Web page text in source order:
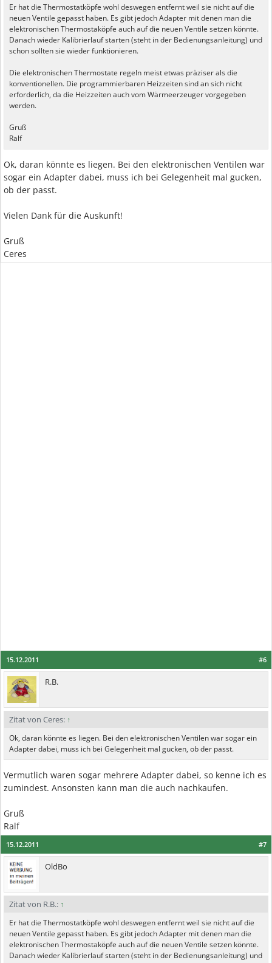
Er hat die Thermostatköpfe wohl deswegen entfernt weil sie nicht auf die
neuen Ventile gepasst haben. Es gibt jedoch Adapter mit denen man die
elektronischen Thermostaköpfe auch auf die neuen Ventile setzen könnte.
Danach wieder Kalibrierlauf starten (steht in der Bedienungsanleitung) und
schon sollten sie wieder funktionieren.
Die elektronischen Thermostate regeln meist etwas präziser als die
konventionellen. Die programmierbaren Heizzeiten sind an sich nicht
erforderlich, da die Heizzeiten auch vom Wärmeerzeuger vorgegeben
werden.
Gruß
Ralf
Ok, daran könnte es liegen. Bei den elektronischen Ventilen war
sogar ein Adapter dabei, muss ich bei Gelegenheit mal gucken,
ob der passt.
Vielen Dank für die Auskunft!
Gruß
Ceres
#6
15.12.2011
R.B.
Zitat von Ceres: ↑
Ok, daran könnte es liegen. Bei den elektronischen Ventilen war sogar ein
Adapter dabei, muss ich bei Gelegenheit mal gucken, ob der passt.
Vermutlich waren sogar mehrere Adapter dabei, so kenne ich es
zumindest. Ansonsten kann man die auch nachkaufen.
Gruß
Ralf
#7
15.12.2011
OldBo
Zitat von R.B.: ↑
Er hat die Thermostatköpfe wohl deswegen entfernt weil sie nicht auf die
neuen Ventile gepasst haben. Es gibt jedoch Adapter mit denen man die
elektronischen Thermostaköpfe auch auf die neuen Ventile setzen könnte.
Danach wieder Kalibrierlauf starten (steht in der Bedienungsanleitung) und